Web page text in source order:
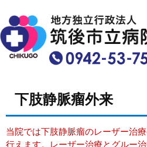
下肢静脈瘤外来
当院では下肢静脈瘤のレーザー治
行えます。レーザー治療とグルー